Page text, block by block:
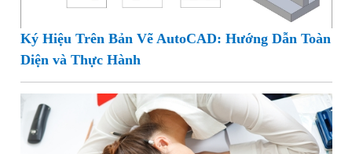
Ký Hiệu Trên Bản Vẽ AutoCAD: Hướng Dẫn Toàn
Diện và Thực Hành